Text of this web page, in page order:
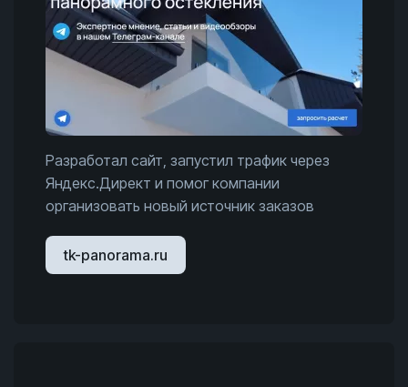
Разработал сайт, запустил трафик через
Яндекс.Директ и помог компании
организовать новый источник заказов
tk-panorama.ru